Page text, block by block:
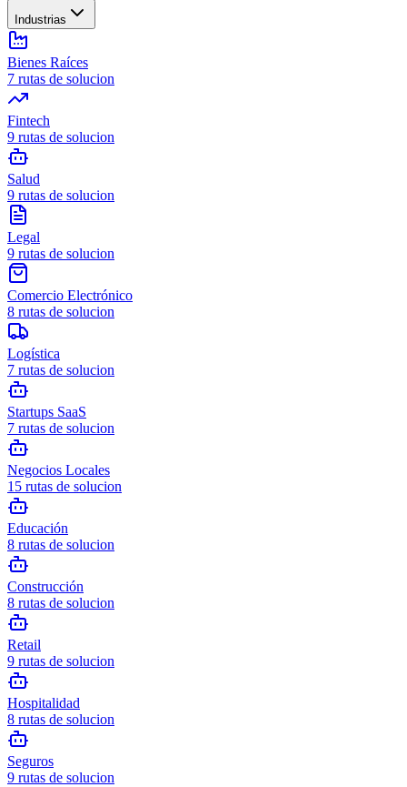
Industrias
Bienes Raíces
7 rutas de solucion
Fintech
9 rutas de solucion
Salud
9 rutas de solucion
Legal
9 rutas de solucion
Comercio Electrónico
8 rutas de solucion
Logística
7 rutas de solucion
Startups SaaS
7 rutas de solucion
Negocios Locales
15 rutas de solucion
Educación
8 rutas de solucion
Construcción
8 rutas de solucion
Retail
9 rutas de solucion
Hospitalidad
8 rutas de solucion
Seguros
9 rutas de solucion